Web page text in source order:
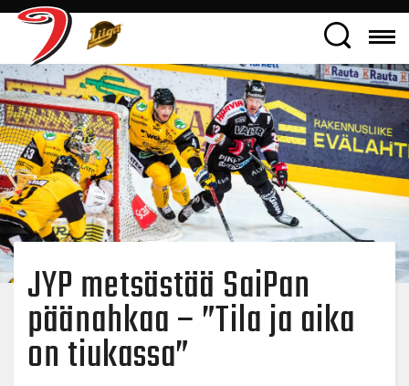
JYP metsästää SaiPan
päänahkaa – ”Tila ja aika
on tiukassa”